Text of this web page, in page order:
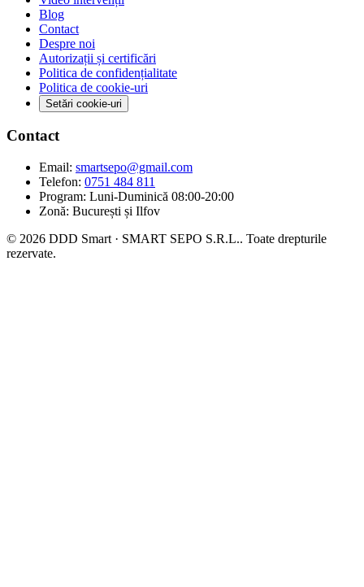
Blog
Contact
Despre noi
Autorizații și certificări
Politica de confidențialitate
Politica de cookie-uri
Setări cookie-uri
Contact
Email: smartsepo@gmail.com
Telefon: 0751 484 811
Program: Luni-Duminică 08:00-20:00
Zonă: București și Ilfov
© 2026 DDD Smart · SMART SEPO S.R.L.. Toate drepturile
rezervate.